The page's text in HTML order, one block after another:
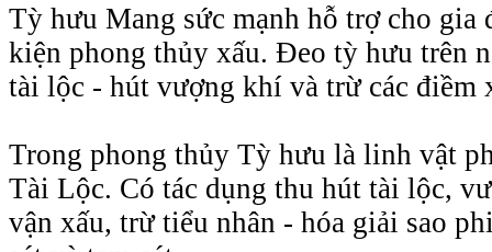
Tỳ hưu Mang sức mạnh hỗ trợ cho gia
kiện phong thủy xấu. Đeo tỳ hưu trên
tài lộc - hút vượng khí và trừ các điềm
Trong phong thủy Tỳ hưu là linh vật
Tài Lộc. Có tác dụng thu hút tài lộc,
vận xấu, trừ tiểu nhân - hóa giải sao